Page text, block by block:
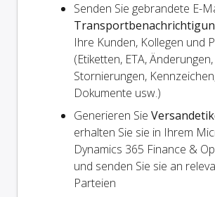
Senden Sie gebrandete E-
Ihre Kunden, Kollegen und
(Etiketten, ETA, Änderungen,
Stornierungen,
Dokumente usw.)
Generieren Sie
erhalten Sie sie in Ihrem
Dynamics 365 Finance &
und senden Sie sie an
Parteien